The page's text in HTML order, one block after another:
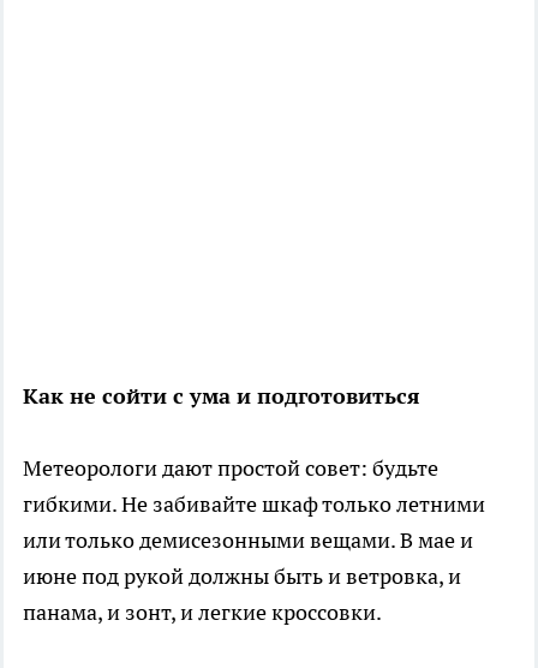
Как не сойти с ума и подготовиться
Метеорологи дают простой совет: будьте
гибкими. Не забивайте шкаф только летними
или только демисезонными вещами. В мае и
июне под рукой должны быть и ветровка, и
панама, и зонт, и легкие кроссовки.